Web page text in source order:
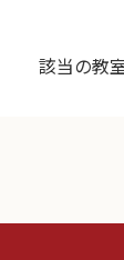
該当の教